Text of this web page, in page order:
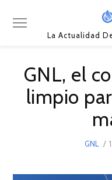
La Actualidad
GNL, el
limpio
GNL